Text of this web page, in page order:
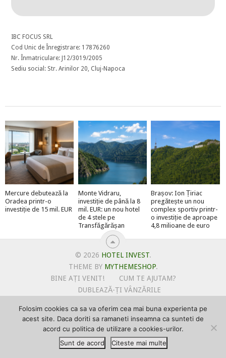
IBC FOCUS SRL
Cod Unic de Înregistrare: 17876260
Nr. Înmatriculare: J12/3019/2005
Sediu social: Str. Arinilor 20, Cluj-Napoca
Mercure debutează la
Oradea printr-o
investiție de 15 mil. EUR
Monte Vidraru,
investiție de până la 8
mil. EUR: un nou hotel
de 4 stele pe
Transfăgărășan
Brașov: Ion Țiriac
pregătește un nou
complex sportiv printr-
o investiție de aproape
4,8 milioane de euro
© 2026 HOTEL INVEST.
THEME BY MYTHEMESHOP.
BINE AȚI VENIT!
CUM TE AJUTAM?
DUBLEAZĂ-ȚI VÂNZĂRILE
POLITICA DE UTILIZARE COOKIE-URI
PRIMEȘTI GRATUIT MEGA-CADOURI LA ABONARE
PROMOVEAZĂ-TE PE HOTELINVEST
TERMENI SI CONDITII
Folosim cookies ca sa va oferim cea mai buna experienta pe
acest site. Daca doriti sa ramaneti inseamna ca sunteti de
acord cu politica de utilizare a cookies-urilor.
Sunt de acord
Citeste mai multe